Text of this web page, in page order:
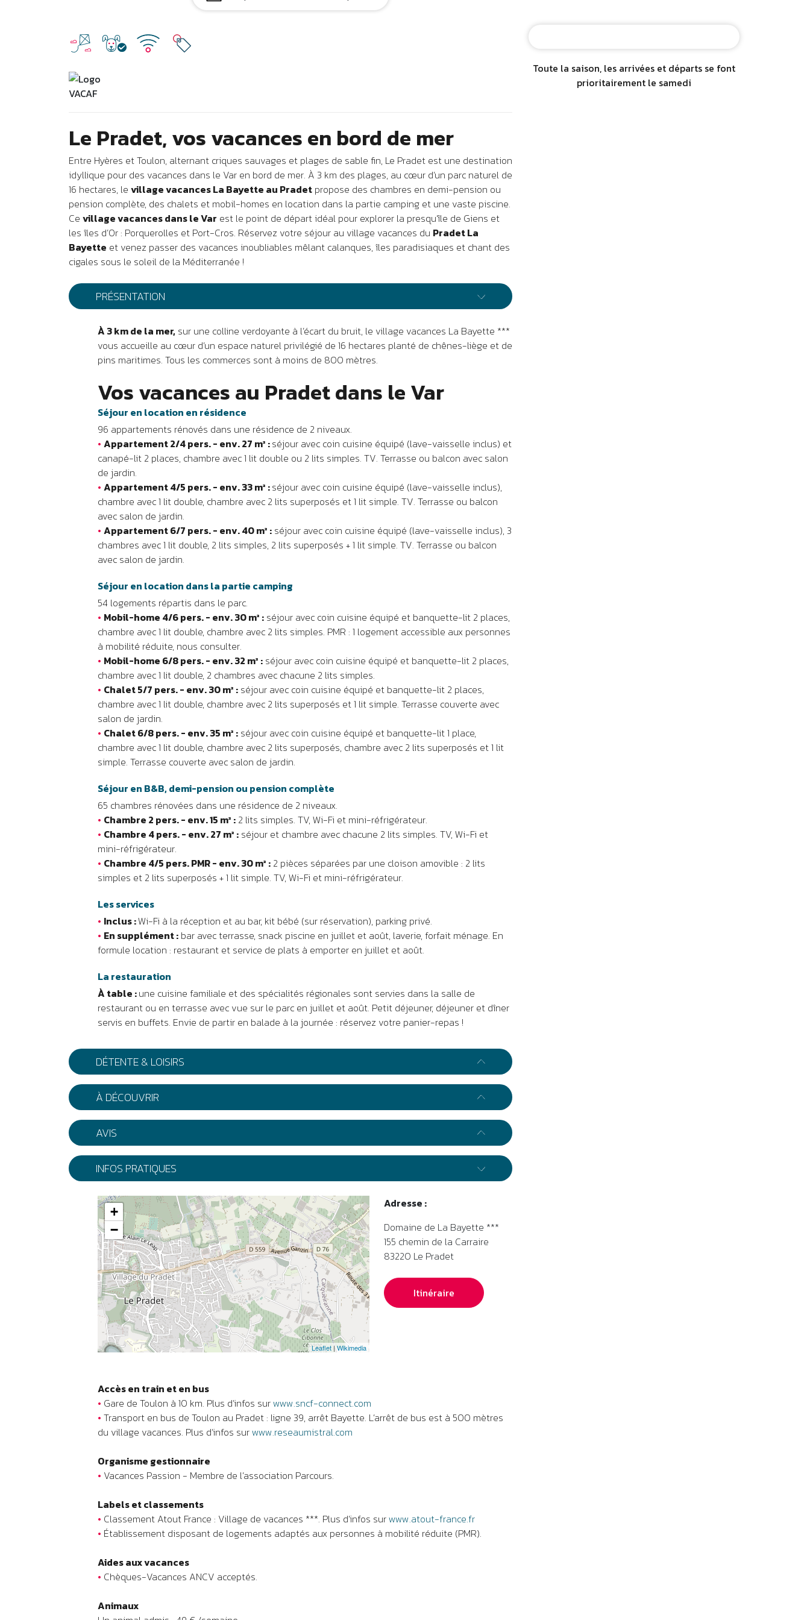
Le Pradet, vos vacances en bord de mer
Entre Hyères et Toulon, alternant criques sauvages et plages de sable fin, Le Pradet est une destination
idyllique pour des vacances dans le Var en bord de mer. À 3 km des plages, au cœur d’un parc naturel de
16 hectares, le village vacances La Bayette au Pradet propose des chambres en demi-pension ou
pension complète, des chalets et mobil-homes en location dans la partie camping et une vaste piscine.
Ce village vacances dans le Var est le point de départ idéal pour explorer la presqu’île de Giens et
les îles d’Or : Porquerolles et Port-Cros. Réservez votre séjour au village vacances du Pradet La
Bayette et venez passer des vacances inoubliables mêlant calanques, îles paradisiaques et chant des
cigales sous le soleil de la Méditerranée !
PRÉSENTATION
À 3 km de la mer, sur une colline verdoyante à l’écart du bruit, le village vacances La Bayette ***
vous accueille au cœur d’un espace naturel privilégié de 16 hectares planté de chênes-liège et de
pins maritimes. Tous les commerces sont à moins de 800 mètres.
Vos vacances au Pradet dans le Var
Séjour en location en résidence
96 appartements rénovés dans une résidence de 2 niveaux.
• Appartement 2/4 pers. - env. 27 m² :séjour avec coin cuisine équipé (lave-vaisselle inclus) et
canapé-lit 2 places, chambre avec 1 lit double ou 2 lits simples. TV. Terrasse ou balcon avec salon
de jardin.
• Appartement 4/5 pers. - env. 33 m² :séjour avec coin cuisine équipé (lave-vaisselle inclus),
chambre avec 1 lit double, chambre avec 2 lits superposés et 1 lit simple. TV. Terrasse ou balcon
avec salon de jardin.
• Appartement 6/7 pers. - env. 40 m² : séjour avec coin cuisine équipé (lave-vaisselle inclus), 3
chambres avec 1 lit double, 2 lits simples, 2 lits superposés + 1 lit simple. TV. Terrasse ou balcon
avec salon de jardin.
Séjour en location dans la partie camping
54 logements répartis dans le parc.
• Mobil-home 4/6 pers. - env. 30 m² : séjour avec coin cuisine équipé et banquette-lit 2 places,
chambre avec 1 lit double, chambre avec 2 lits simples. PMR : 1 logement accessible aux personnes
à mobilité réduite, nous consulter.
• Mobil-home 6/8 pers. - env. 32 m² : séjour avec coin cuisine équipé et banquette-lit 2 places,
chambre avec 1 lit double, 2 chambres avec chacune 2 lits simples.
• Chalet 5/7 pers. - env. 30 m² : séjour avec coin cuisine équipé et banquette-lit 2 places,
chambre avec 1 lit double, chambre avec 2 lits superposés et 1 lit simple. Terrasse couverte avec
salon de jardin.
• Chalet 6/8 pers. - env. 35 m² : séjour avec coin cuisine équipé et banquette-lit 1 place,
chambre avec 1 lit double, chambre avec 2 lits superposés, chambre avec 2 lits superposés et 1 lit
simple. Terrasse couverte avec salon de jardin.
Séjour en B&B, demi-pension ou pension complète
65 chambres rénovées dans une résidence de 2 niveaux.
• Chambre 2 pers. - env. 15 m² : 2 lits simples. TV, Wi-Fi et mini-réfrigérateur.
• Chambre 4 pers. - env. 27 m² : séjour et chambre avec chacune 2 lits simples. TV, Wi-Fi et
mini-réfrigérateur.
• Chambre 4/5 pers. PMR - env. 30 m² : 2 pièces séparées par une cloison amovible : 2 lits
simples et 2 lits superposés + 1 lit simple. TV, Wi-Fi et mini-réfrigérateur.
Les services
• Inclus :Wi-Fi à la réception et au bar, kit bébé (sur réservation), parking privé.
• En supplément : bar avec terrasse, snack piscine en juillet et août, laverie, forfait ménage. En
formule location : restaurant et service de plats à emporter en juillet et août.
La restauration
À table :une cuisine familiale et des spécialités régionales sont servies dans la salle de
restaurant ou en terrasse avec vue sur le parc en juillet et août. Petit déjeuner, déjeuner et dîner
servis en buffets. Envie de partir en balade à la journée : réservez votre panier-repas !
DÉTENTE & LOISIRS
À DÉCOUVRIR
AVIS
INFOS PRATIQUES
+
−
Leaflet| Wikimedia
Adresse :
Domaine de La Bayette ***
155 chemin de la Carraire
83220 Le Pradet
Itinéraire
Accès en train et en bus
• Gare de Toulon à 10 km. Plus d’infos surwww.sncf-connect.com
• Transport en bus de Toulon au Pradet : ligne 39, arrêt Bayette. L’arrêt de bus est à 500 mètres
du village vacances. Plus d’infos surwww.reseaumistral.com
Organisme gestionnaire
• Vacances Passion - Membre de l’association Parcours.
Labels et classements
• Classement Atout France : Village de vacances ***. Plus d’infos surwww.atout-france.fr
• Établissement disposant de logements adaptés aux personnes à mobilité réduite (PMR).
Aides aux vacances
• Chèques-Vacances ANCV acceptés.
Animaux
Toute la saison, les arrivées et départs se font
prioritairement le samedi